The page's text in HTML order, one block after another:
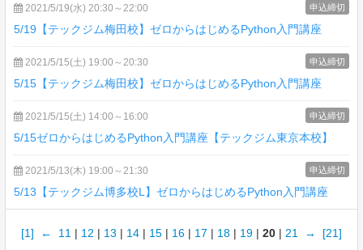
2021/5/19(水) 20:30～22:00
5/19【テックジム梅田校】ゼロからはじめるPython入門講座
申込締切
2021/5/15(土) 19:00～20:30
5/15【テックジム梅田校】ゼロからはじめるPython入門講座
申込締切
2021/5/15(土) 14:00～16:00
5/15ゼロからはじめるPython入門講座【テックジム東京本校】
申込締切
2021/5/13(木) 19:00～21:30
5/13【テックジム博多校L】ゼロからはじめるPython入門講座
申込締切
[1] ← 11 | 12 | 13 | 14 | 15 | 16 | 17 | 18 | 19 | 20 | 21 → [21]